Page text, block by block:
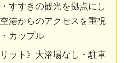
すすきの観光を拠点にし
港からのアクセスを重視
カップル
リット》大浴場なし・駐車